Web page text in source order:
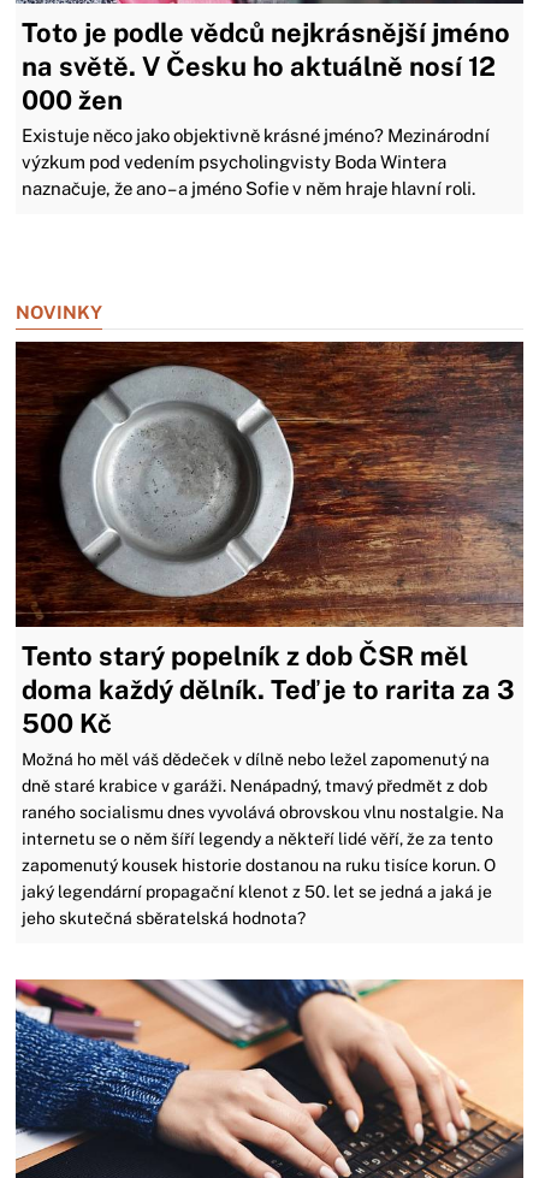
Toto je podle vědců nejkrásnější jméno
na světě. V Česku ho aktuálně nosí 12
000 žen
Existuje něco jako objektivně krásné jméno? Mezinárodní
výzkum pod vedením psycholingvisty Boda Wintera
naznačuje, že ano – a jméno Sofie v něm hraje hlavní roli.
NOVINKY
Tento starý popelník z dob ČSR měl
doma každý dělník. Teď je to rarita za 3
500 Kč
Možná ho měl váš dědeček v dílně nebo ležel zapomenutý na
dně staré krabice v garáži. Nenápadný, tmavý předmět z dob
raného socialismu dnes vyvolává obrovskou vlnu nostalgie. Na
internetu se o něm šíří legendy a někteří lidé věří, že za tento
zapomenutý kousek historie dostanou na ruku tisíce korun. O
jaký legendární propagační klenot z 50. let se jedná a jaká je
jeho skutečná sběratelská hodnota?